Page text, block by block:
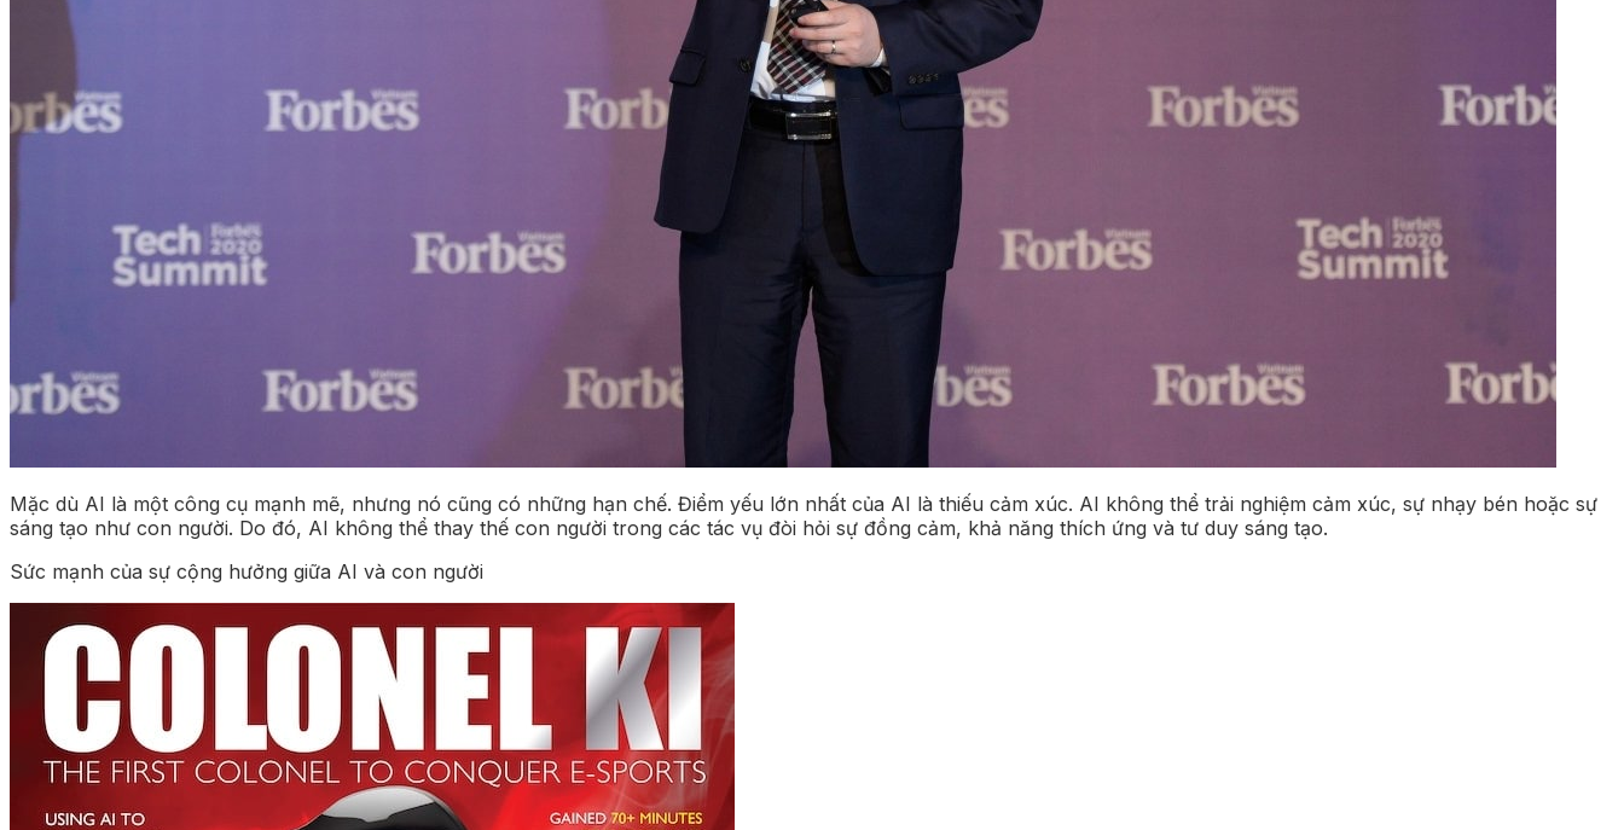
Mặc dù AI là một công cụ mạnh mẽ, nhưng nó cũng có những hạn chế. Điểm yếu lớn nhất của AI là thiếu cảm xúc. AI không thể trải nghiệm cảm xúc, sự nhạy bén hoặc sự
sáng tạo như con người. Do đó, AI không thể thay thế con người trong các tác vụ đòi hỏi sự đồng cảm, khả năng thích ứng và tư duy sáng tạo.
Sức mạnh của sự cộng hưởng giữa AI và con người